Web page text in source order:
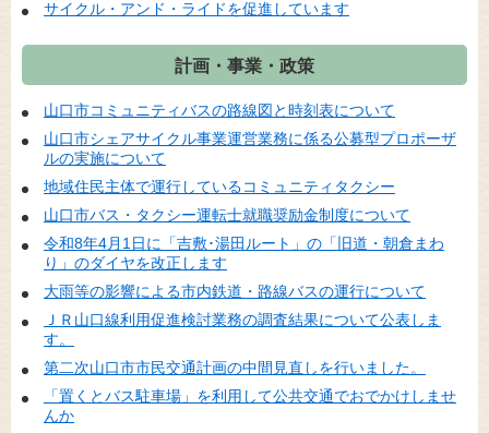
サイクル・アンド・ライドを促進しています
計画・事業・政策
山口市コミュニティバスの路線図と時刻表について
山口市シェアサイクル事業運営業務に係る公募型プロポーザ
ルの実施について
地域住民主体で運行しているコミュニティタクシー
山口市バス・タクシー運転士就職奨励金制度について
令和8年4月1日に「吉敷･湯田ルート」の「旧道・朝倉まわ
り」のダイヤを改正します
大雨等の影響による市内鉄道・路線バスの運行について
ＪＲ山口線利用促進検討業務の調査結果について公表しま
す。
第二次山口市市民交通計画の中間見直しを行いました。
「置くとバス駐車場」を利用して公共交通でおでかけしませ
んか